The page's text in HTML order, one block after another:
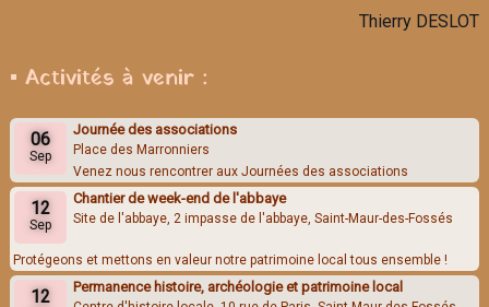
Thierry DESLOT
▪ Activités à venir :
06
Sep
Journée des associations
Place des Marronniers
Venez nous rencontrer aux Journées des associations
12
Sep
Chantier de week-end de l'abbaye
Site de l'abbaye, 2 impasse de l'abbaye, Saint-Maur-des-Fossés
Protégeons et mettons en valeur notre patrimoine local tous ensemble !
12 Permanence histoire, archéologie et patrimoine local